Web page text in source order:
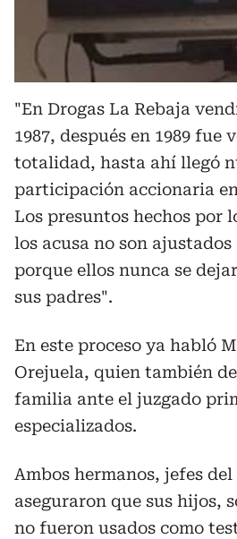
"En Drogas La Rebaja
1987, después en 1989 fue
totalidad, hasta ahí llegó
participación accionaria en
Los presuntos hechos por
los acusa no son
porque ellos nunca se
sus padres".
En este proceso ya habló
Orejuela, quien también
familia ante el juzgado
especializados.
Ambos hermanos, jefes
aseguraron que sus hijos,
no fueron usados como